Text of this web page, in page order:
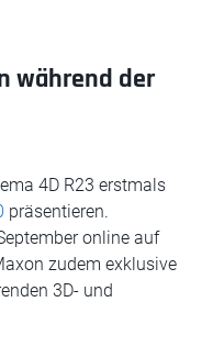
während der
4D R23 erstmals
präsentieren.
online auf
zudem exklusive
3D- und